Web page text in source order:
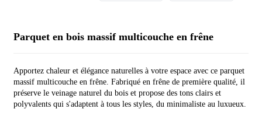
Parquet en bois massif multicouche en frêne
Apportez chaleur et élégance naturelles à votre espace avec ce parquet
massif multicouche en frêne. Fabriqué en frêne de première qualité, il
préserve le veinage naturel du bois et propose des tons clairs et
polyvalents qui s'adaptent à tous les styles, du minimaliste au luxueux.